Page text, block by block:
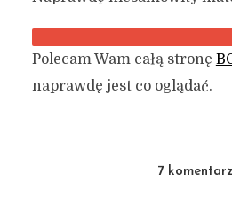
Polecam Wam całą stronę
naprawdę jest co oglądać.
7